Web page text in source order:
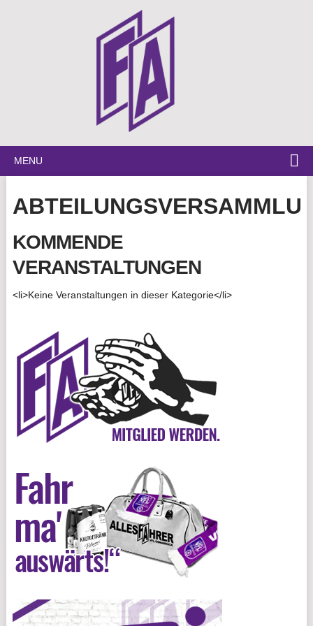
MENU
KOMMENDE
VERANSTALTUNGEN
<li>Keine Veranstaltungen in dieser Kategorie</li>